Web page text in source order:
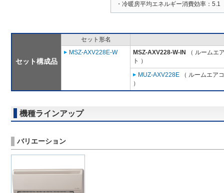
・冷暖房平均エネルギー消費効率：5.1
セット構成品
セット形名
MSZ-AXV228E-W
MSZ-AXV228-W-IN
（ ルームエ
ト ）
MUZ-AXV228E （ ルームエア
）
機種ラインアップ
バリエーション